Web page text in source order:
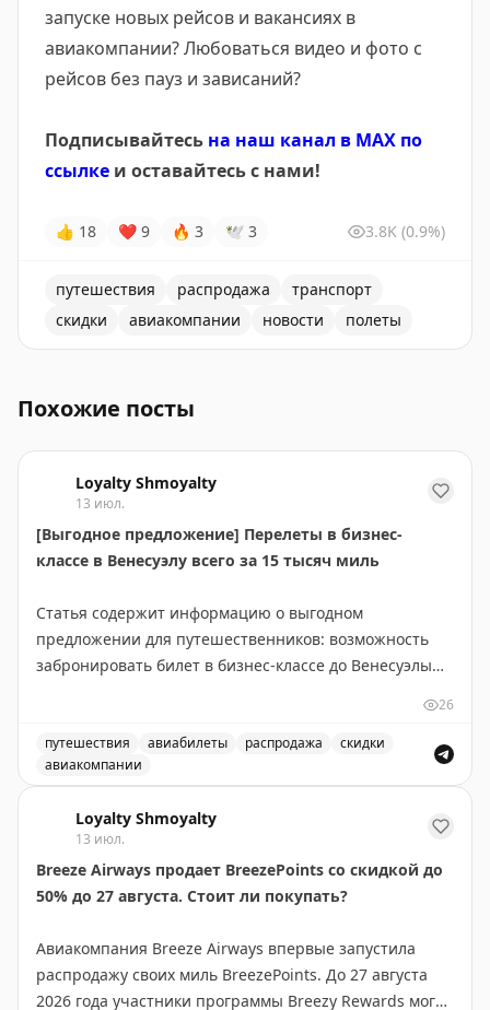
запуске новых рейсов и вакансиях в
авиакомпании? Любоваться видео и фото с
рейсов без пауз и зависаний?
Подписывайтесь на наш канал в МАХ по
ссылке и оставайтесь с нами!
👍 18 ❤ 9 🔥 3 🕊 3 3.8K (0.9%)
путешествия распродажа
транспорт
скидки
авиакомпании новости полеты
Похожие посты
Loyalty Shmoyalty
13 июл.
[Выгодное предложение] Перелеты в бизнес-
классе в Венесуэлу всего за 15 тысяч миль
Статья содержит информацию о выгодном
предложении для путешественников: возможность
забронировать билет в бизнес-классе до Венесуэлы
своей программе лояльности авиакомпании. Такие
предложения встречаются редко и позволяют
Рекомендуется следить за подобными alert'ами, чтобы
не пропустить выгодные варианты бронирования.
Juan Ruiz| Original
26
путешествия авиабилеты распродажа
скидки
авиакомпании
Loyalty Shmoyalty
13 июл.
Breeze Airways продает BreezePoints со скидкой до
50% до 27 августа. Стоит ли покупать?
Авиакомпания Breeze Airways впервые запустила
распродажу своих миль BreezePoints. До 27 августа
2026 года участники программы Breezy Rewards могут